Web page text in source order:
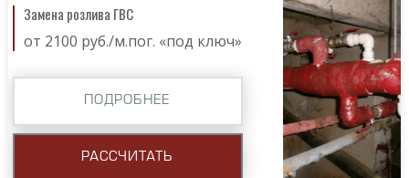
Замена розлива ГВС
от 2100 руб./м.пог. «под ключ»
ПОДРОБНЕЕ
РАССЧИТАТЬ